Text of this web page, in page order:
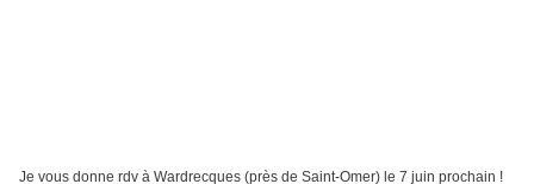
Je vous donne rdv à Wardrecques (près de Saint-Omer) le 7 juin prochain !